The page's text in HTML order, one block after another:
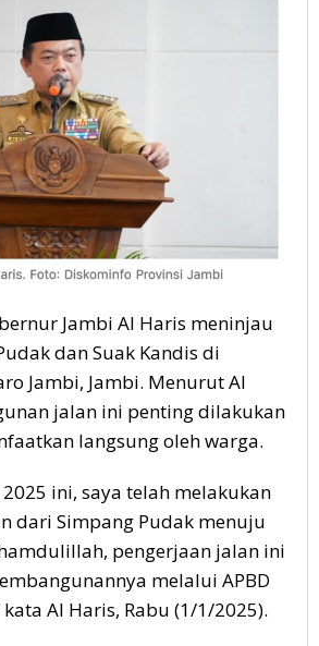
Jambi Al Haris meninjau
dan Suak Kandis di
Jambi, Jambi. Menurut Al
jalan ini penting dilakukan
langsung oleh warga.
2025 ini, saya telah melakukan
dari Simpang Pudak menuju
pengerjaan jalan ini
melalui APBD
kata Al Haris, Rabu (1/1/2025).